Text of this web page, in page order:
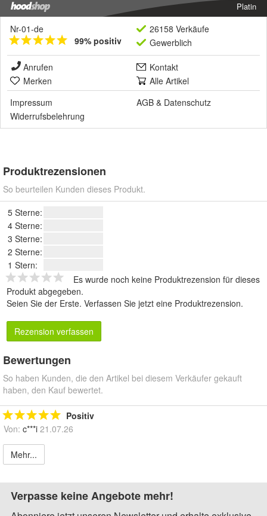
Platin
Nr-01-de
99% positiv
26158 Verkäufe
Gewerblich
Anrufen
Kontakt
Merken
Alle Artikel
Impressum
AGB & Datenschutz
Widerrufsbelehrung
Produktrezensionen
So beurteilen Kunden dieses Produkt.
5 Sterne:
4 Sterne:
3 Sterne:
2 Sterne:
1 Stern:
Es wurde noch keine Produktrezension für dieses
Produkt abgegeben.
Seien Sie der Erste. Verfassen Sie jetzt eine Produktrezension.
Rezension verfassen
Bewertungen
So haben Kunden, die den Artikel bei diesem Verkäufer gekauft
haben, den Kauf bewertet.
Positiv
Von: c***i 21.07.26
Mehr...
Verpasse keine Angebote mehr!